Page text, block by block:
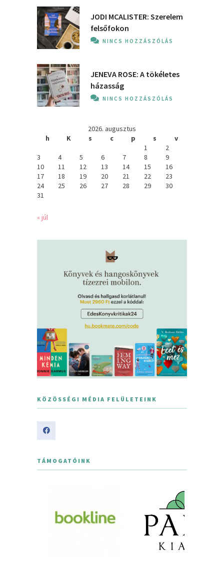
JODI MCALISTER: Szerelem
felsőfokon
NINCS HOZZÁSZÓLÁS
JENEVA ROSE: A ​tökéletes
házasság
NINCS HOZZÁSZÓLÁS
2026. augusztus
h
K s c p s
v
1
2
3
4 5 6 7 8
9
10
11 12 13 14 15
16
17
18 19 20 21 22
23
24
25 26 27 28 29
30
31
« júl
KÖZÖSSÉGI MÉDIA FELÜLETEINK
TÁMOGATÓINK